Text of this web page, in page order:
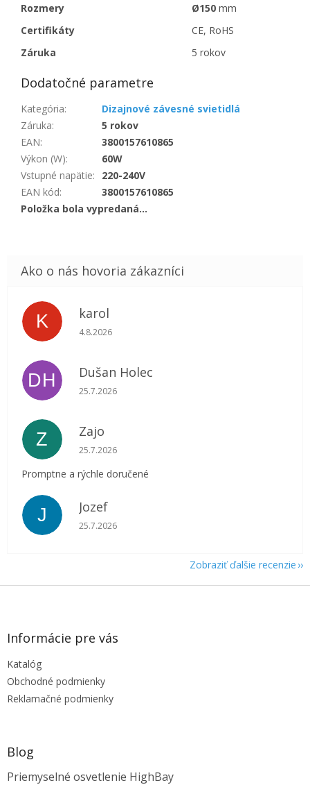
Rozmery
Ø150 mm
Certifikáty
CE, RoHS
Záruka
5 rokov
Dodatočné parametre
Kategória:
Dizajnové závesné svietidlá
Záruka:
5 rokov
EAN:
3800157610865
Výkon (W):
60W
Vstupné napätie:
220-240V
EAN kód:
3800157610865
Položka bola vypredaná…
K karol
Hodnotenie obchodu je 5 z 5 hviezdičiek.
4.8.2026
DH Dušan Holec
Hodnotenie obchodu je 5 z 5 hviezdičiek.
25.7.2026
Z Zajo
Hodnotenie obchodu je 5 z 5 hviezdičiek.
25.7.2026
Promptne a rýchle doručené
J Jozef
Hodnotenie obchodu je 5 z 5 hviezdičiek.
25.7.2026
Zobraziť ďalšie recenzie
Z
Informácie pre vás
Katalóg
Obchodné podmienky
Reklamačné podmienky
Blog
Priemyselné osvetlenie HighBay